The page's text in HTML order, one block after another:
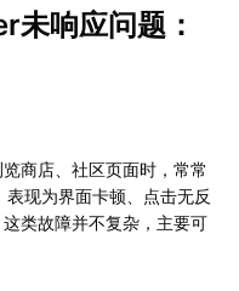
响应问题：
商店、社区页面时，常常
现为界面卡顿、点击无反
类故障并不复杂，主要可